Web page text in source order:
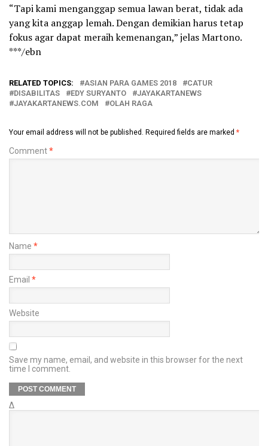
“Tapi kami menganggap semua lawan berat, tidak ada
yang kita anggap lemah. Dengan demikian harus tetap
fokus agar dapat meraih kemenangan,” jelas Martono.
***/ebn
RELATED TOPICS: ASIAN PARA GAMES 2018
CATUR
DISABILITAS
EDY SURYANTO
JAYAKARTANEWS
JAYAKARTANEWS.COM
OLAH RAGA
Your email address will not be published. Required fields are marked *
Comment*
Name *
Email *
Website
Save my name, email, and website in this browser for the next
time I comment.
Δ